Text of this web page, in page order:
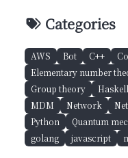
Categories
AWS Bot C++
Elementary number
Group theory
Haskell
MDM
Network
Python
Quantum
golang
javascript